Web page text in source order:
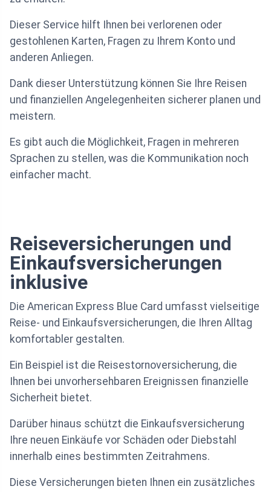
Dieser Service hilft Ihnen bei verlorenen oder
gestohlenen Karten, Fragen zu Ihrem Konto und
anderen Anliegen.
Dank dieser Unterstützung können Sie Ihre Reisen
und finanziellen Angelegenheiten sicherer planen und
meistern.
Es gibt auch die Möglichkeit, Fragen in mehreren
Sprachen zu stellen, was die Kommunikation noch
einfacher macht.
Reiseversicherungen und
Einkaufsversicherungen
inklusive
Die American Express Blue Card umfasst vielseitige
Reise- und Einkaufsversicherungen, die Ihren Alltag
komfortabler gestalten.
Ein Beispiel ist die Reisestornoversicherung, die
Ihnen bei unvorhersehbaren Ereignissen finanzielle
Sicherheit bietet.
Darüber hinaus schützt die Einkaufsversicherung
Ihre neuen Einkäufe vor Schäden oder Diebstahl
innerhalb eines bestimmten Zeitrahmens.
Diese Versicherungen bieten Ihnen ein zusätzliches